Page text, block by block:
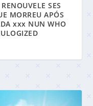
SES
MORREU APÓS
xxx NUN WHO